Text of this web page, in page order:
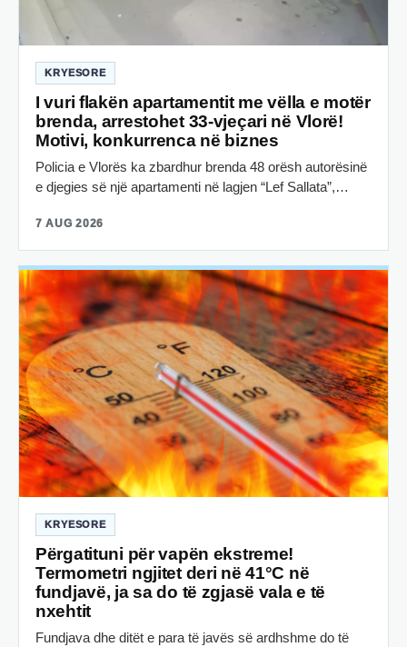
KRYESORE
I vuri flakën apartamentit me vëlla e motër
brenda, arrestohet 33-vjeçari në Vlorë!
Motivi, konkurrenca në biznes
Policia e Vlorës ka zbardhur brenda 48 orësh autorësinë
e djegies së një apartamenti në lagjen “Lef Sallata”,…
7 AUG 2026
KRYESORE
Përgatituni për vapën ekstreme!
Termometri ngjitet deri në 41°C në
fundjavë, ja sa do të zgjasë vala e të
nxehtit
Fundjava dhe ditët e para të javës së ardhshme do të